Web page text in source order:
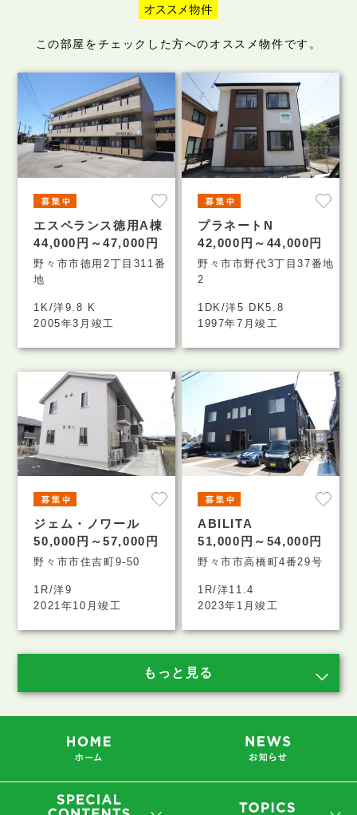
この部屋をチェックした方へのオススメ物件です。
エスペランス徳用A棟
44,000円～47,000円
野々市市徳用2丁目311番
地
1K/洋9.8 K
2005年3月竣工
プラネートN
42,000円～44,000円
野々市市野代3丁目37番地
2
1DK/洋5 DK5.8
1997年7月竣工
ジェム・ノワール
50,000円～57,000円
野々市市住吉町9-50
1R/洋9
2021年10月竣工
ABILITA
51,000円～54,000円
野々市市高橋町4番29号
1R/洋11.4
2023年1月竣工